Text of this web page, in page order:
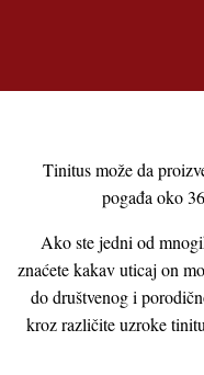
Tinitus može da
pogađa oko
Ako ste jedni od
znaćete kakav uticaj on
do društvenog i
kroz različite uzroke